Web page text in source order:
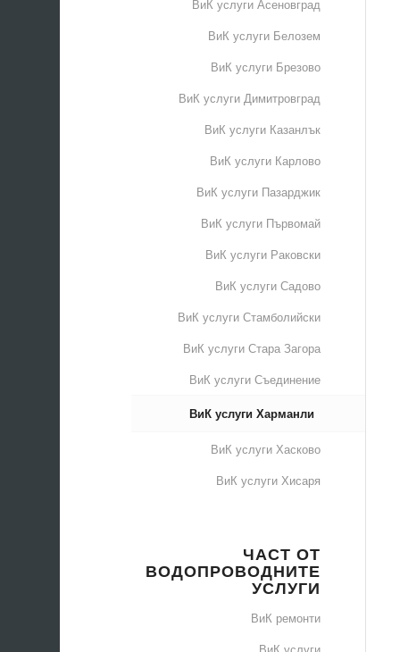
ВиК услуги Асеновград
ВиК услуги Белозем
ВиК услуги Брезово
ВиК услуги Димитровград
ВиК услуги Казанлък
ВиК услуги Карлово
ВиК услуги Пазарджик
ВиК услуги Първомай
ВиК услуги Раковски
ВиК услуги Садово
ВиК услуги Стамболийски
ВиК услуги Стара Загора
ВиК услуги Съединение
ВиК услуги Харманли
ВиК услуги Хасково
ВиК услуги Хисаря
ЧАСТ ОТ
ВОДОПРОВОДНИТЕ
УСЛУГИ
ВиК ремонти